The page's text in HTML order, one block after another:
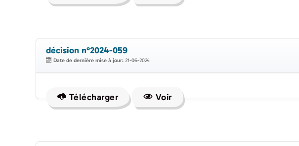
décision n°2024-059
Date de dernière mise à jour: 21-06-2024
Télécharger Voir